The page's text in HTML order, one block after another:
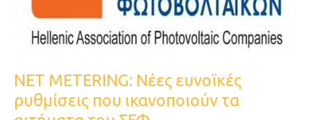
NET METERING: Νέες ευνοϊκές
ρυθμίσεις που ικανοποιούν τα
ικανοποιούν
του
ΣΕΦ